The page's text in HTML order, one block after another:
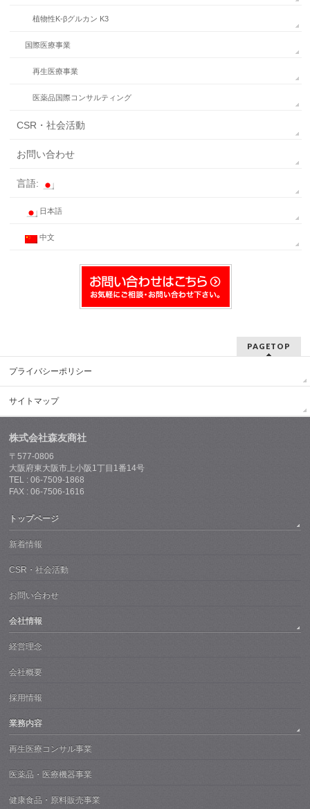
植物性K-βグルカン K3
国際医療事業
再生医療事業
医薬品国際コンサルティング
CSR・社会活動
お問い合わせ
言語:
日本語
中文
PAGETOP
プライバシーポリシー
サイトマップ
株式会社森友商社
〒577-0806
大阪府東大阪市上小阪1丁目1番14号
TEL : 06-7509-1868
FAX : 06-7506-1616
トップページ
新着情報
CSR・社会活動
お問い合わせ
会社情報
経営理念
会社概要
採用情報
業務内容
再生医療コンサル事業
医薬品・医療機器事業
健康食品・原料販売事業